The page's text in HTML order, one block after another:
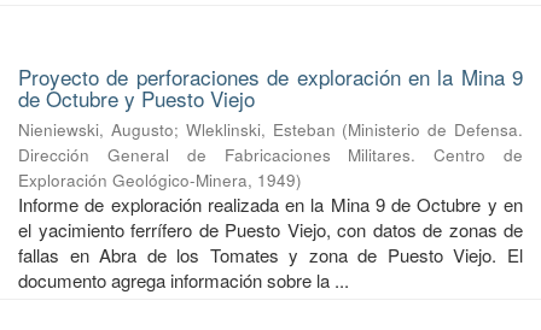
Proyecto de perforaciones de exploración en la Mina 9
de Octubre y Puesto Viejo
Nieniewski, Augusto; Wleklinski, Esteban (Ministerio de Defensa.
Dirección General de Fabricaciones Militares. Centro de
Exploración Geológico-Minera, 1949)
Informe de exploración realizada en la Mina 9 de Octubre y en
el yacimiento ferrífero de Puesto Viejo, con datos de zonas de
fallas en Abra de los Tomates y zona de Puesto Viejo. El
documento agrega información sobre la ...